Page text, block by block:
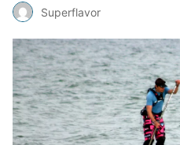
Superflavor